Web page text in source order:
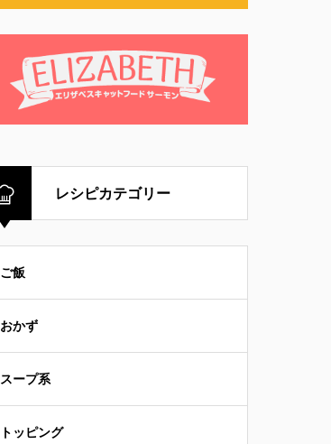
レシピカテゴリー
ご飯
おかず
スープ系
トッピング